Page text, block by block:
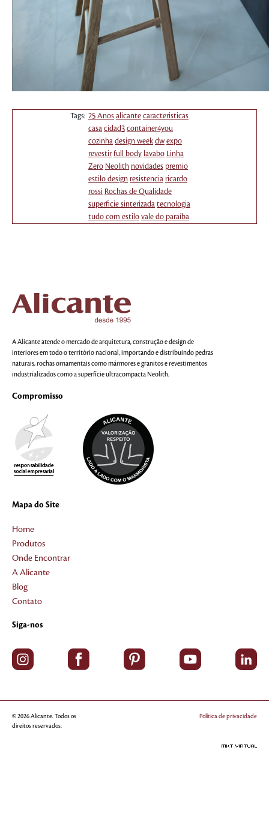
Tags: 25 Anos alicante caracteristicas
casa cidad3 container4you
cozinha design week dw expo
revestir full body lavabo Linha
Zero Neolith novidades premio
estilo design resistencia ricardo
rossi Rochas de Qualidade
superficie sinterizada tecnologia
tudo com estilo vale do paraíba
A Alicante atende o mercado de arquitetura, construção e design de
interiores em todo o território nacional, importando e distribuindo pedras
naturais, rochas ornamentais como mármores e granitos e revestimentos
industrializados como a superfície ultracompacta Neolith.
Compromisso
Mapa do Site
Home
Produtos
Onde Encontrar
A Alicante
Blog
Contato
Siga-nos
© 2026 Alicante. Todos os
direitos reservados.
Política de privacidade